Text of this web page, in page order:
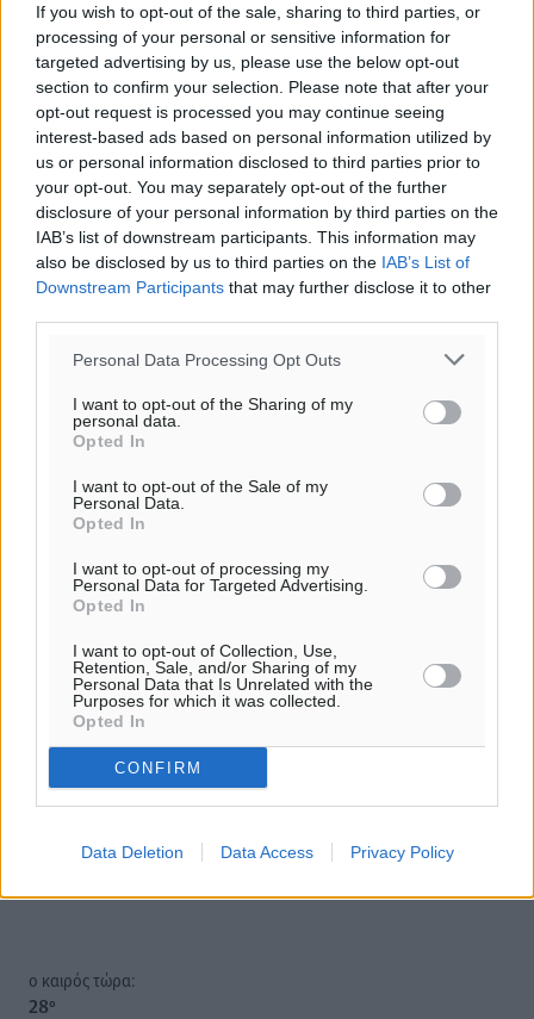
If you wish to opt-out of the sale, sharing to third parties, or
processing of your personal or sensitive information for
targeted advertising by us, please use the below opt-out
section to confirm your selection. Please note that after your
opt-out request is processed you may continue seeing
interest-based ads based on personal information utilized by
us or personal information disclosed to third parties prior to
your opt-out. You may separately opt-out of the further
disclosure of your personal information by third parties on the
IAB’s list of downstream participants. This information may
also be disclosed by us to third parties on the IAB’s List of
Downstream Participants that may further disclose it to other
Personal Data Processing Opt Outs
I want to opt-out of the Sharing of my
personal data.
Opted In
I want to opt-out of the Sale of my
Personal Data.
Opted In
I want to opt-out of processing my
Personal Data for Targeted Advertising.
Opted In
I want to opt-out of Collection, Use,
Retention, Sale, and/or Sharing of my
Personal Data that Is Unrelated with the
Purposes for which it was collected.
Opted In
CONFIRM
Data Deletion Data Access Privacy Policy
Το E-mail δεν θα δημοσιευτεί.
Πρέπει να συμπληρωθούν όλα τα πεδία για την
υποβολή του σχολίου.
Όνοματεπώνυμο Email
Φύλαξε τα στοιχεία μου για την επόμενη φορά.
Υπενθύμιση:
Για την μερική αναπαραγωγή της είδησης από άλλες
ιστοσελίδες είναι απαραίτητη η χρήση του παρακάτω
παρεχόμενου συνδέσμου παραπομπής προς το άρθρο
o καιρός τώρα:
28°